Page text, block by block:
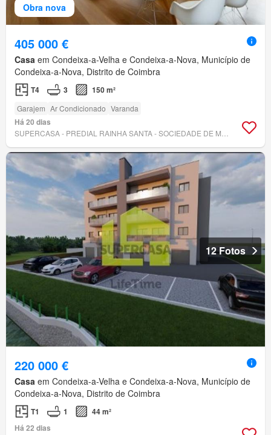
Obra nova
405 000 €
Casa em Condeixa-a-Velha e Condeixa-a-Nova, Município de
Condeixa-a-Nova, Distrito de Coimbra
T4 3 150 m²
Garajem Ar Condicionado Varanda
Há 20 dias
12 Fotos
220 000 €
Casa em Condeixa-a-Velha e Condeixa-a-Nova, Município de
Condeixa-a-Nova, Distrito de Coimbra
T1 1
44 m²
Há 22 dias